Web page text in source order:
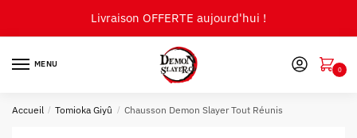
Livraison OFFERTE aujourd'hui !
MENU
0
Accueil / Tomioka Giyû / Chausson Demon Slayer Tout Réunis